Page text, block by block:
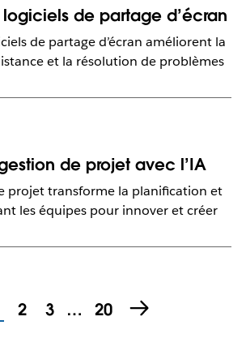
logiciels de partage d’écran
de partage d’écran améliorent la
et la résolution de problèmes
de projet avec l’IA
projet transforme la planification et
les équipes pour innover et créer
2 3 … 20